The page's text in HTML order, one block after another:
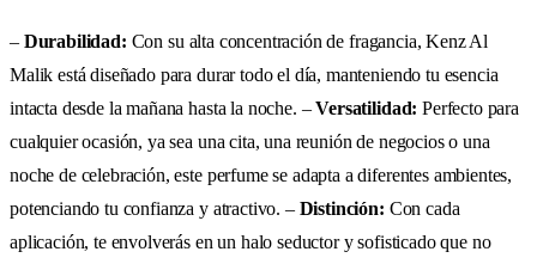
– Durabilidad: Con su alta concentración de fragancia, Kenz Al
Malik está diseñado para durar todo el día, manteniendo tu esencia
intacta desde la mañana hasta la noche. –Versatilidad: Perfecto para
cualquier ocasión, ya sea una cita, una reunión de negocios o una
noche de celebración, este perfume se adapta a diferentes ambientes,
potenciando tu confianza y atractivo. – Distinción: Con cada
aplicación, te envolverás en un halo seductor y sofisticado que no